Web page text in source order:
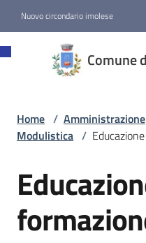
Nuovo circondario imolese
Comune
Amministrazione
Menu selezionato
Novità
Servizi
Home / Amministrazione
Modulistica /